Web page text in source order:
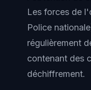
Les forces de
Police
régulièrement
contenant des
déchiffrement.